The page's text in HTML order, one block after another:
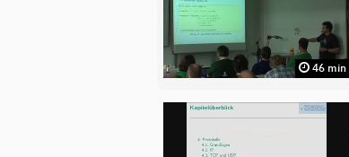
46 min